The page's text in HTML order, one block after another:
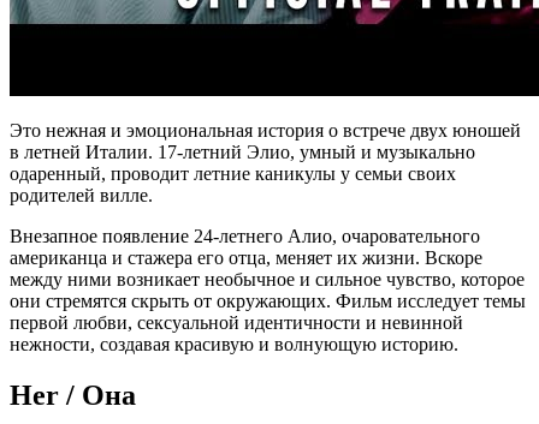
Это нежная и эмоциональная история о встрече двух юношей
в летней Италии. 17-летний Элио, умный и музыкально
одаренный, проводит летние каникулы у семьи своих
родителей вилле.
Внезапное появление 24-летнего Алио, очаровательного
американца и стажера его отца, меняет их жизни. Вскоре
между ними возникает необычное и сильное чувство, которое
они стремятся скрыть от окружающих. Фильм исследует темы
первой любви, сексуальной идентичности и невинной
нежности, создавая красивую и волнующую историю.
Her / Она